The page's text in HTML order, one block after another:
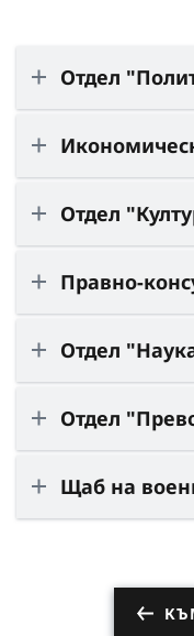
Отдел
Отдел
Правно-
Отдел
Отдел
Щаб на